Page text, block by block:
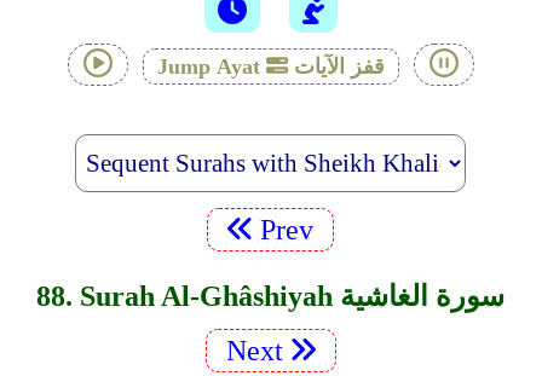
Jump Ayat قفز الآيات
Prev
88. Surah Al-Ghâshiyah سورة الغاشية
Next